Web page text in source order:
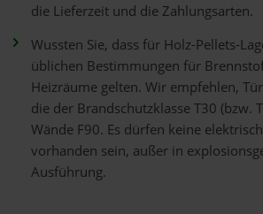
die Lieferzeit und die Zahlungsarten.
Wussten Sie, dass für Holz-Pellets-
üblichen Bestimmungen für
Heizräume gelten. Wir empfehlen,
die der Brandschutzklasse T30 (bzw.
Wände F90. Es dürfen keine
vorhanden sein, außer in
Ausführung.